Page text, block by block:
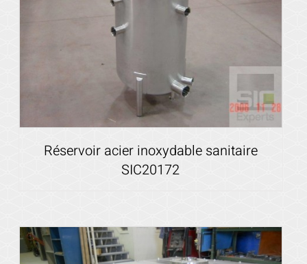
Voir les détails
Réservoir acier inoxydable sanitaire
SIC20172